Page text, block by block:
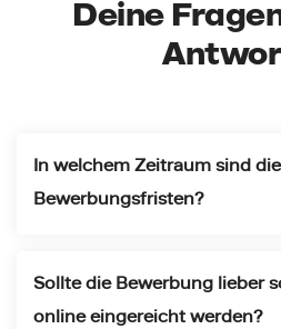
Deine
In welchem Zeitraum sind die
Bewerbungsfristen?
Sollte die Bewerbung lieber
online eingereicht werden?